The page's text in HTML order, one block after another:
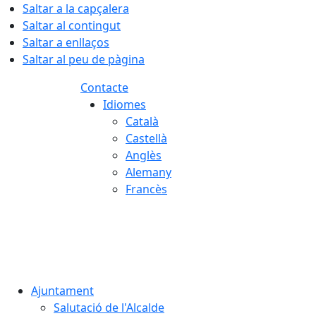
Saltar a la capçalera
Saltar al contingut
Saltar a enllaços
Saltar al peu de pàgina
Contacte
Idiomes
Català
Castellà
Anglès
Alemany
Francès
Ajuntament
Salutació de l'Alcalde